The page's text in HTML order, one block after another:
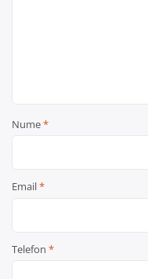
Nume*
Email*
Telefon *